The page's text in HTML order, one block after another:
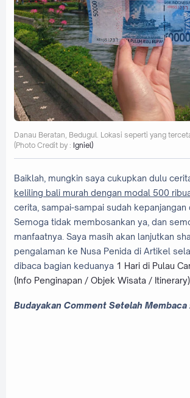
Danau Beratan, Bedugul. Lokasi seperti yang
(Photo Credit by : Igniel)
Baiklah, mungkin saya cukupkan dulu
keliling bali murah dengan modal 500
cerita, sampai-sampai sudah kepanjangan
Semoga tidak membosankan ya, dan
manfaatnya. Saya masih akan lanjutkan
pengalaman ke Nusa Penida di Artikel
dibaca bagian keduanya 1 Hari di Pulau
(Info Penginapan / Objek Wisata /
Budayakan Comment Setelah Membaca